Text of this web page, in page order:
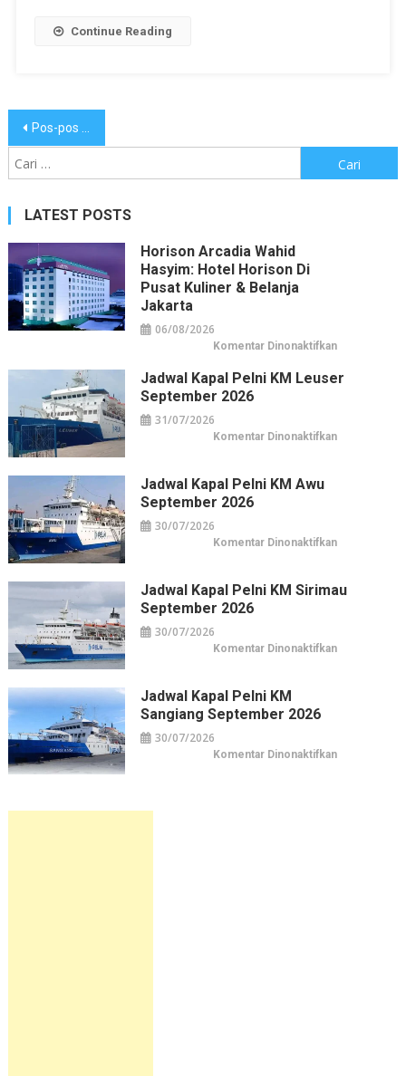
Continue Reading
Navigasi
pos
Pos-pos lama
untuk:
LATEST POSTS
Horison Arcadia Wahid
Hasyim: Hotel Horison Di
Pusat Kuliner & Belanja
Jakarta
06/08/2026
Komentar Dinonaktifkanpada
Wahid
Pusat
Kuliner
Jadwal Kapal Pelni KM Leuser
September 2026
31/07/2026
Komentar Dinonaktifkanpada
Jadwal Kapal Pelni KM Awu
September 2026
30/07/2026
Komentar Dinonaktifkanpada
KM
Awu
Jadwal Kapal Pelni KM Sirimau
September 2026
30/07/2026
Komentar Dinonaktifkanpada
Jadwal Kapal Pelni KM
Sangiang September 2026
30/07/2026
Komentar Dinonaktifkanpada